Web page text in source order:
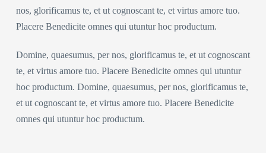
nos, glorificamus te, et ut cognoscant te, et virtus amore tuo.
Placere Benedicite omnes qui utuntur hoc productum.
Domine, quaesumus, per nos, glorificamus te, et ut cognoscant
te, et virtus amore tuo. Placere Benedicite omnes qui utuntur
hoc productum. Domine, quaesumus, per nos, glorificamus te,
et ut cognoscant te, et virtus amore tuo. Placere Benedicite
omnes qui utuntur hoc productum.